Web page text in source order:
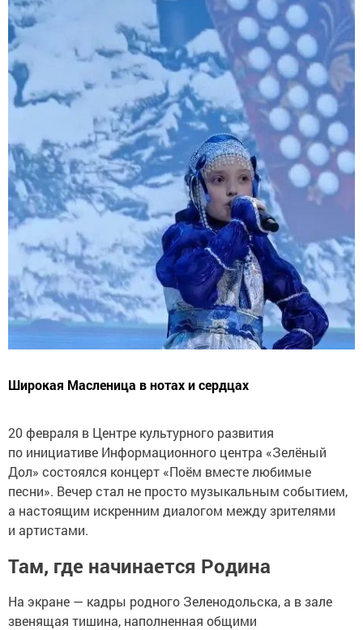
Широкая Масленица в нотах и сердцах
20 февраля в Центре культурного развития
по инициативе Информационного центра «Зелёный
Дол» состоялся концерт «Поём вместе любимые
песни». Вечер стал не просто музыкальным событием,
а настоящим искренним диалогом между зрителями
и артистами.
Там, где начинается Родина
На экране — кадры родного Зеленодольска, а в зале
звенящая тишина, наполненная общими